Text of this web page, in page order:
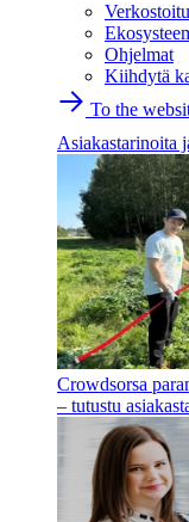
Ohjelmat
Kiihdytä
To the
Asiakastarinoita
Crowdsorsa
– tutustu